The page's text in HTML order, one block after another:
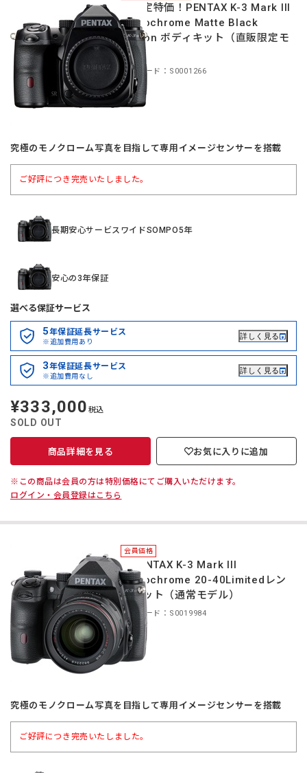
＊限定特価！PENTAX K-3 Mark III
Monochrome Matte Black
Edition ボディキット（直販限定モ
デル）
商品コード：S0001266
究極のモノクローム写真を目指して専用イメージセンサーを搭載
ご好評につき完売いたしました。
長期安心サービスワイドSOMPO5年
安心の3年保証
選べる保証サービス
5年保証延長サービス
※追加費用あり
詳しく見る
3年保証延長サービス
※追加費用なし
詳しく見る
定
価
¥333,000 税込
SOLD OUT
商品詳細を見る お気に入りに追加
※この商品は会員の方は特別価格にてご購入いただけます。
ログイン・会員登録はこちら
会員価格
＊PENTAX K-3 Mark III
Monochrome 20-40Limitedレン
ズキット（通常モデル）
商品コード：S0019984
究極のモノクローム写真を目指して専用イメージセンサーを搭載
ご好評につき完売いたしました。